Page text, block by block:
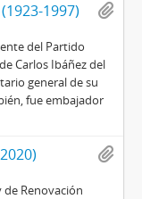
1997)
del Partido
Carlos Ibáñez del
general de su
fue embajador
Renovación